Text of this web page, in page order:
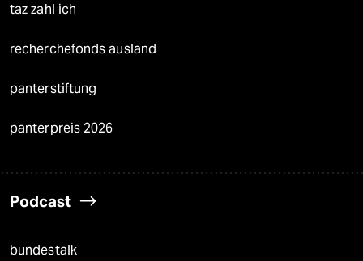
taz zahl ich
recherchefonds ausland
panterstiftung
panterpreis 2026
Podcast
bundestalk